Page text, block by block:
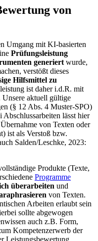
von
Umgang mit KI-basierten
Prüfungsleistung
generiert wurde,
verstößt dieses
Hilfsmittel zu
ist daher i.d.R. mit
Unsere aktuell gültige
(§ 12 Abs. 4 Muster-SPO)
lässt hier
von Texten oder
ist als Verstoß bzw.
Salden/Leschke, 2023:
Produkte (Texte,
Programme
überarbeiten und
von Texten.
Arbeiten erlaubt sein
sollte abgewogen
auch z.B. Form,
Kompetenzerwerb der